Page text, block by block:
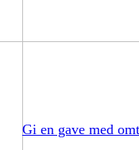
Gi en gave med